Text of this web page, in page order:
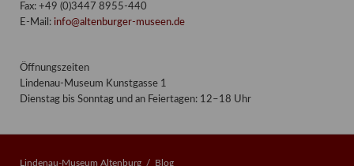
Fax: +49 (0)3447 8955-440
E-Mail: info@altenburger-museen.de
Öffnungszeiten
Lindenau-Museum Kunstgasse 1
Dienstag bis Sonntag und an Feiertagen: 12–18 Uhr
Lindenau-Museum Altenburg Blog